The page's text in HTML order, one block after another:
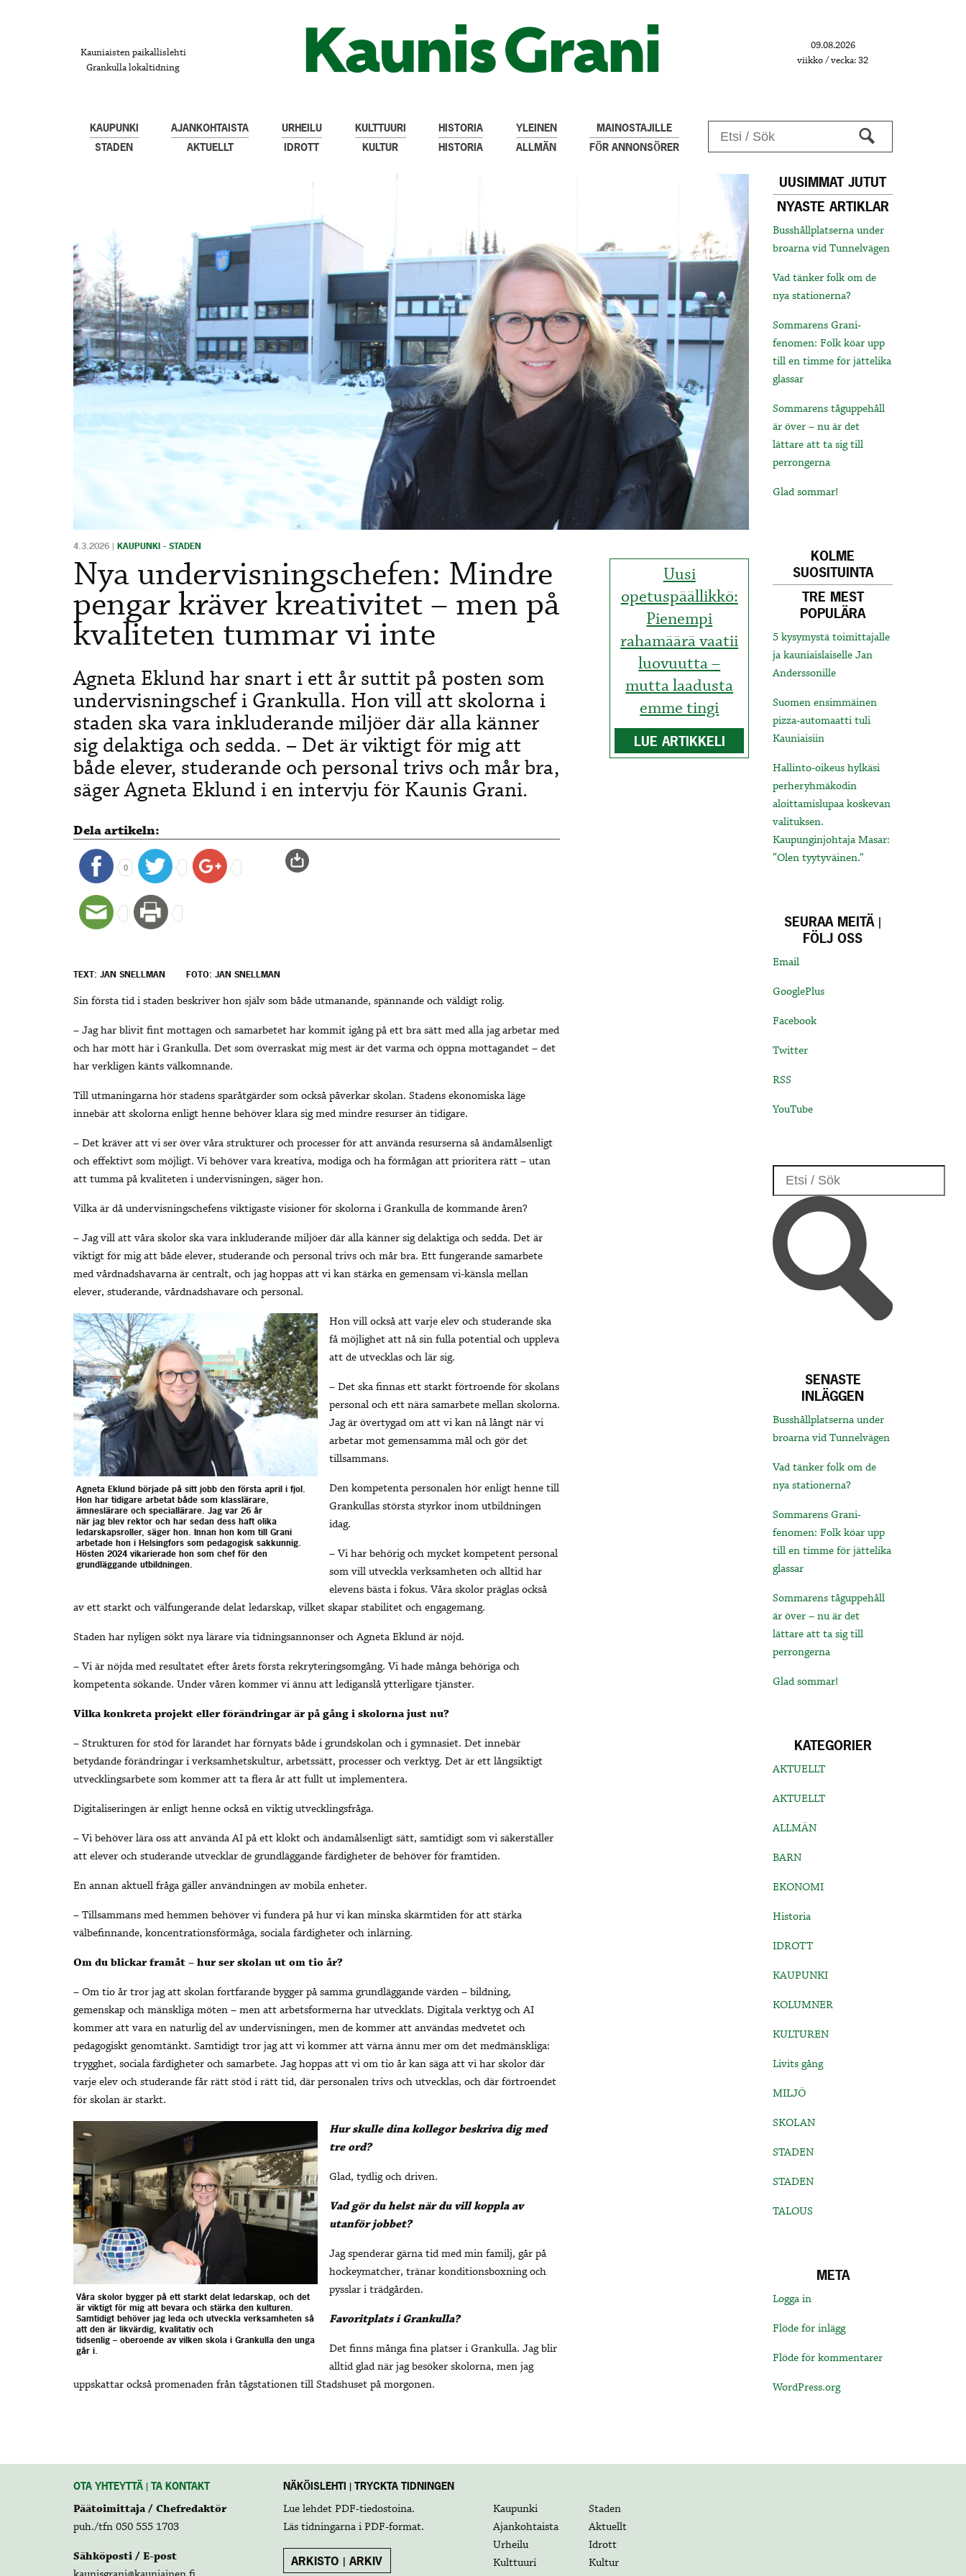
Kauniaisten paikallislehti
Grankulla lokaltidning
09.08.2026
viikko / vecka: 32
KAUPUNKI
STADEN
AJANKOHTAISTA
AKTUELLT
URHEILU
IDROTT
KULTTUURI
KULTUR
HISTORIA
HISTORIA
YLEINEN
ALLMÄN
MAINOSTAJILLE
FÖR ANNONSÖRER
Uusi
opetuspäällikkö:
Pienempi
rahamäärä vaatii
luovuutta –
mutta laadusta
emme tingi
LUE ARTIKKELI
4.3.2026 | KAUPUNKI - STADEN
Nya undervisningschefen: Mindre
pengar kräver kreativitet – men på
kvaliteten tummar vi inte
Agneta Eklund har snart i ett år suttit på posten som
undervisningschef i Grankulla. Hon vill att skolorna i
staden ska vara inkluderande miljöer där alla känner
sig delaktiga och sedda. – Det är viktigt för mig att
både elever, studerande och personal trivs och mår bra,
säger Agneta Eklund i en intervju för Kaunis Grani.
Dela artikeln:
0
TEXT: JAN SNELLMAN FOTO: JAN SNELLMAN
Sin första tid i staden beskriver hon själv som både utmanande, spännande och väldigt rolig.
– Jag har blivit fint mottagen och samarbetet har kommit igång på ett bra sätt med alla jag arbetar med
och har mött här i Grankulla. Det som överraskat mig mest är det varma och öppna mottagandet – det
har verkligen känts välkomnande.
Till utmaningarna hör stadens sparåtgärder som också påverkar skolan. Stadens ekonomiska läge
innebär att skolorna enligt henne behöver klara sig med mindre resurser än tidigare.
– Det kräver att vi ser över våra strukturer och processer för att använda resurserna så ändamålsenligt
och effektivt som möjligt. Vi behöver vara kreativa, modiga och ha förmågan att prioritera rätt – utan
att tumma på kvaliteten i undervisningen, säger hon.
Vilka är då undervisningschefens viktigaste visioner för skolorna i Grankulla de kommande åren?
– Jag vill att våra skolor ska vara inkluderande miljöer där alla känner sig delaktiga och sedda. Det är
viktigt för mig att både elever, studerande och personal trivs och mår bra. Ett fungerande samarbete
med vårdnadshavarna är centralt, och jag hoppas att vi kan stärka en gemensam vi-känsla mellan
elever, studerande, vårdnadshavare och personal.
Agneta Eklund började på sitt jobb den första april i fjol.
Hon har tidigare arbetat både som klasslärare,
ämneslärare och speciallärare. Jag var 26 år
när jag blev rektor och har sedan dess haft olika
ledarskapsroller, säger hon. Innan hon kom till Grani
arbetade hon i Helsingfors som pedagogisk sakkunnig.
Hösten 2024 vikarierade hon som chef för den
grundläggande utbildningen.
Hon vill också att varje elev och studerande ska
få möjlighet att nå sin fulla potential och uppleva
att de utvecklas och lär sig.
– Det ska finnas ett starkt förtroende för skolans
personal och ett nära samarbete mellan skolorna.
Jag är övertygad om att vi kan nå långt när vi
arbetar mot gemensamma mål och gör det
tillsammans.
Den kompetenta personalen hör enligt henne till
Grankullas största styrkor inom utbildningen
idag.
– Vi har behörig och mycket kompetent personal
som vill utveckla verksamheten och alltid har
elevens bästa i fokus. Våra skolor präglas också
av ett starkt och välfungerande delat ledarskap, vilket skapar stabilitet och engagemang.
Staden har nyligen sökt nya lärare via tidningsannonser och Agneta Eklund är nöjd.
– Vi är nöjda med resultatet efter årets första rekryteringsomgång. Vi hade många behöriga och
kompetenta sökande. Under våren kommer vi ännu att lediganslå ytterligare tjänster.
Vilka konkreta projekt eller förändringar är på gång i skolorna just nu?
– Strukturen för stöd för lärandet har förnyats både i grundskolan och i gymnasiet. Det innebär
betydande förändringar i verksamhetskultur, arbetssätt, processer och verktyg. Det är ett långsiktigt
utvecklingsarbete som kommer att ta flera år att fullt ut implementera.
Digitaliseringen är enligt henne också en viktig utvecklingsfråga.
– Vi behöver lära oss att använda AI på ett klokt och ändamålsenligt sätt, samtidigt som vi säkerställer
att elever och studerande utvecklar de grundläggande färdigheter de behöver för framtiden.
En annan aktuell fråga gäller användningen av mobila enheter.
– Tillsammans med hemmen behöver vi fundera på hur vi kan minska skärmtiden för att stärka
välbefinnande, koncentrationsförmåga, sociala färdigheter och inlärning.
Om du blickar framåt – hur ser skolan ut om tio år?
– Om tio år tror jag att skolan fortfarande bygger på samma grundläggande värden – bildning,
gemenskap och mänskliga möten – men att arbetsformerna har utvecklats. Digitala verktyg och AI
kommer att vara en naturlig del av undervisningen, men de kommer att användas medvetet och
pedagogiskt genomtänkt. Samtidigt tror jag att vi kommer att värna ännu mer om det medmänskliga:
trygghet, sociala färdigheter och samarbete. Jag hoppas att vi om tio år kan säga att vi har skolor där
varje elev och studerande får rätt stöd i rätt tid, där personalen trivs och utvecklas, och där förtroendet
för skolan är starkt.
Våra skolor bygger på ett starkt delat ledarskap, och det
är viktigt för mig att bevara och stärka den kulturen.
Samtidigt behöver jag leda och utveckla verksamheten så
att den är likvärdig, kvalitativ och
tidsenlig – oberoende av vilken skola i Grankulla den unga
går i.
Hur skulle dina kollegor beskriva dig med
tre ord?
Glad, tydlig och driven.
Vad gör du helst när du vill koppla av
utanför jobbet?
Jag spenderar gärna tid med min familj, går på
hockeymatcher, tränar konditionsboxning och
pysslar i trädgården.
Favoritplats i Grankulla?
Det finns många fina platser i Grankulla. Jag blir
alltid glad när jag besöker skolorna, men jag
uppskattar också promenaden från tågstationen till Stadshuset på morgonen.
UUSIMMAT JUTUT
NYASTE ARTIKLAR
Busshållplatserna under
broarna vid Tunnelvägen
Vad tänker folk om de
nya stationerna?
Sommarens Grani-
fenomen: Folk köar upp
till en timme för jättelika
glassar
Sommarens tåguppehåll
är över – nu är det
lättare att ta sig till
perrongerna
Glad sommar!
KOLME
SUOSITUINTA
TRE MEST
POPULÄRA
5 kysymystä toimittajalle
ja kauniaislaiselle Jan
Anderssonille
Suomen ensimmäinen
pizza-automaatti tuli
Kauniaisiin
Hallinto-oikeus hylkäsi
perheryhmäkodin
aloittamislupaa koskevan
valituksen.
Kaupunginjohtaja Masar:
“Olen tyytyväinen.”
SEURAA MEITÄ |
FÖLJ OSS
Email
GooglePlus
Facebook
Twitter
RSS
YouTube
SENASTE
INLÄGGEN
Busshållplatserna under
broarna vid Tunnelvägen
Vad tänker folk om de
nya stationerna?
Sommarens Grani-
fenomen: Folk köar upp
till en timme för jättelika
glassar
Sommarens tåguppehåll
är över – nu är det
lättare att ta sig till
perrongerna
Glad sommar!
KATEGORIER
AKTUELLT
AKTUELLT
ALLMÄN
BARN
EKONOMI
Historia
IDROTT
KAUPUNKI
KOLUMNER
KULTUREN
Livits gång
MILJÖ
SKOLAN
STADEN
STADEN
TALOUS
META
Logga in
Flöde för inlägg
Flöde för kommentarer
WordPress.org
OTA YHTEYTTÄ | TA KONTAKT
Päätoimittaja / Chefredaktör
puh./tfn 050 555 1703
Sähköposti / E-post
NÄKÖISLEHTI | TRYCKTA TIDNINGEN
Lue lehdet PDF-tiedostoina.
Läs tidningarna i PDF-format.
ARKISTO | ARKIV
Kaupunki
Staden
Ajankohtaista
Aktuellt
Urheilu
Idrott
Kulttuuri
Kultur